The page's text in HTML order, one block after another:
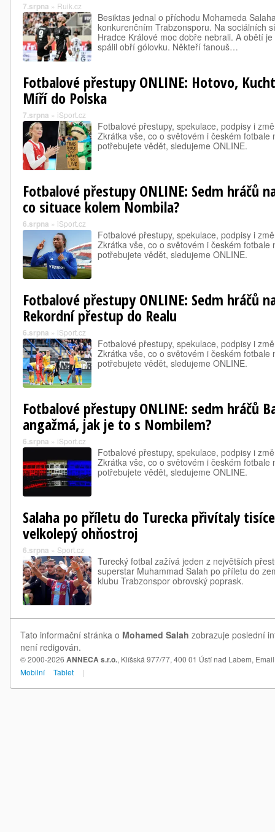
7.srpna » Ruik.cz
Besiktas jednal o příchodu Mohameda
konkurenčním Trabzonsporu. Na sociálních
Hradce Králové moc dobře nebrali. A obětí
spálil obří gólovku. Někteří fanouš…
Fotbalové přestupy ONLINE: Hotovo,
Míří do Polska
7.srpna » iSport.cz
Fotbalové přestupy, spekulace, podpisy i
Zkrátka vše, co o světovém i českém fotbale
potřebujete vědět, sledujeme ONLINE.
Fotbalové přestupy ONLINE: Sedm hráčů
co situace kolem Nombila?
6.srpna » iSport.cz
Fotbalové přestupy, spekulace, podpisy i
Zkrátka vše, co o světovém i českém fotbale
potřebujete vědět, sledujeme ONLINE.
Fotbalové přestupy ONLINE: Sedm hráčů
Rekordní přestup do Realu
6.srpna » iSport.cz
Fotbalové přestupy, spekulace, podpisy i
Zkrátka vše, co o světovém i českém fotbale
potřebujete vědět, sledujeme ONLINE.
Fotbalové přestupy ONLINE: sedm hráčů
angažmá, jak je to s Nombilem?
6.srpna » iSport.cz
Fotbalové přestupy, spekulace, podpisy i
Zkrátka vše, co o světovém i českém fotbale
potřebujete vědět, sledujeme ONLINE.
Salaha po příletu do Turecka přivítaly
velkolepý ohňostroj
6.srpna » Sport.cz
Turecký fotbal zažívá jeden z největších
superstar Muhammad Salah po příletu do
klubu Trabzonspor obrovský poprask.
Tato informační stránka o Mohamed Salah zobrazuje poslední
není redigován.
© 2000-2026 ANNECA s.r.o., Klíšská 977/77, 400 01 Ústí nad Labem,
Mobilní
Tablet |